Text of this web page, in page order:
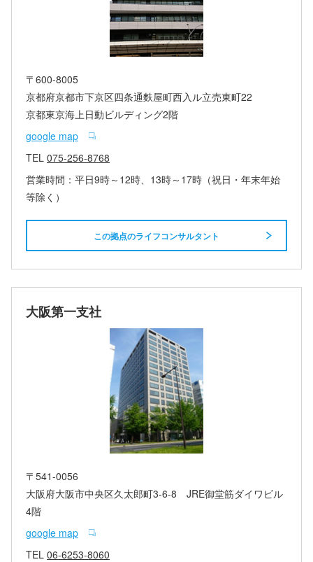
〒600-8005
京都府京都市下京区四条通麩屋町西入ル立売東町22
京都東京海上日動ビルディング2階
google map
TEL 075-256-8768
営業時間：平日9時～12時、13時～17時（祝日・年末年始
等除く）
この拠点のライフコンサルタント
大阪第一支社
〒541-0056
大阪府大阪市中央区久太郎町3-6-8 JRE御堂筋ダイワビル
4階
google map
TEL 06-6253-8060